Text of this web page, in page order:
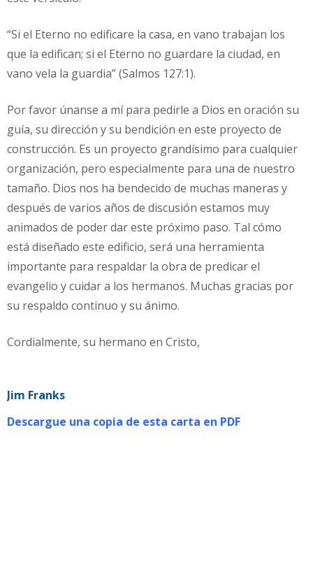
“Si el Eterno no edificare la casa, en vano trabajan los
que la edifican; si el Eterno no guardare la ciudad, en
vano vela la guardia” (Salmos 127:1).
Por favor únanse a mí para pedirle a Dios en oración su
guía, su dirección y su bendición en este proyecto de
construcción. Es un proyecto grandísimo para cualquier
organización, pero especialmente para una de nuestro
tamaño. Dios nos ha bendecido de muchas maneras y
después de varios años de discusión estamos muy
animados de poder dar este próximo paso. Tal cómo
está diseñado este edificio, será una herramienta
importante para respaldar la obra de predicar el
evangelio y cuidar a los hermanos. Muchas gracias por
su respaldo continuo y su ánimo.
Cordialmente, su hermano en Cristo,
Jim Franks
Descargue una copia de esta carta en PDF